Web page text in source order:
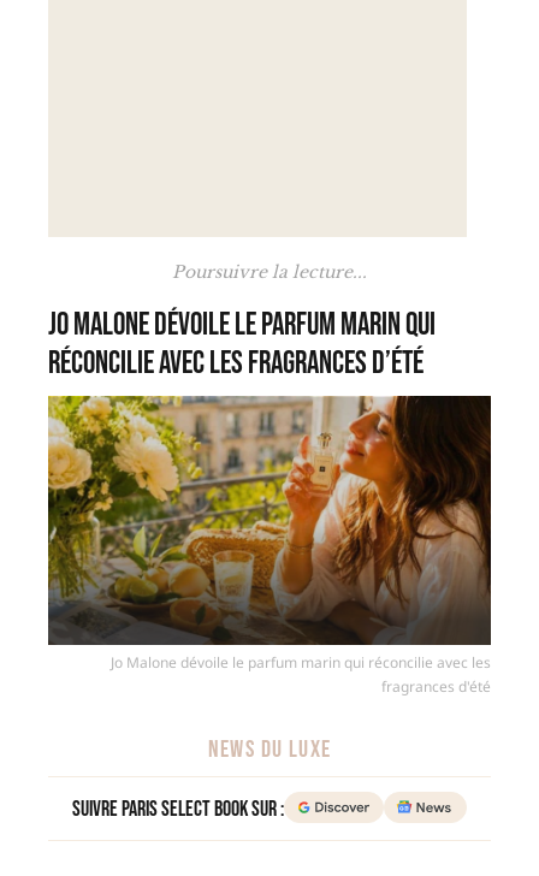
Poursuivre la lecture...
Jo Malone dévoile le parfum marin qui
réconcilie avec les fragrances d’été
Jo Malone dévoile le parfum marin qui réconcilie avec les
fragrances d'été
NEWS DU LUXE
Suivre Paris Select Book sur :